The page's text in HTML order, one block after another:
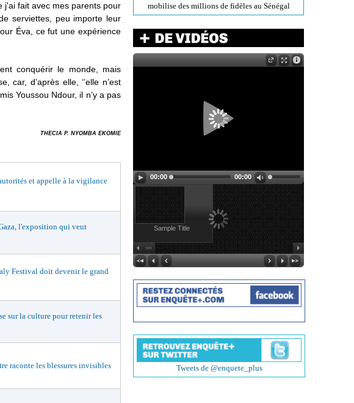
j'ai fait avec mes parents pour
serviettes, peu importe leur
Éva, ce fut une expérience
conquérir le monde, mais
car, d’après elle, ‘’elle n’est
Youssou Ndour, il n’y a pas
THECIA P. NYOMBA EKOMIE
et appelle à la vigilance
l'exposition qui veut
Festival doit devenir le grand
sur la culture pour retenir les
raconte les blessures invisibles
mobilise des millions de fidèles au Sénégal
00:00 00:00
Sample Title
Tweets de @enquete_plus